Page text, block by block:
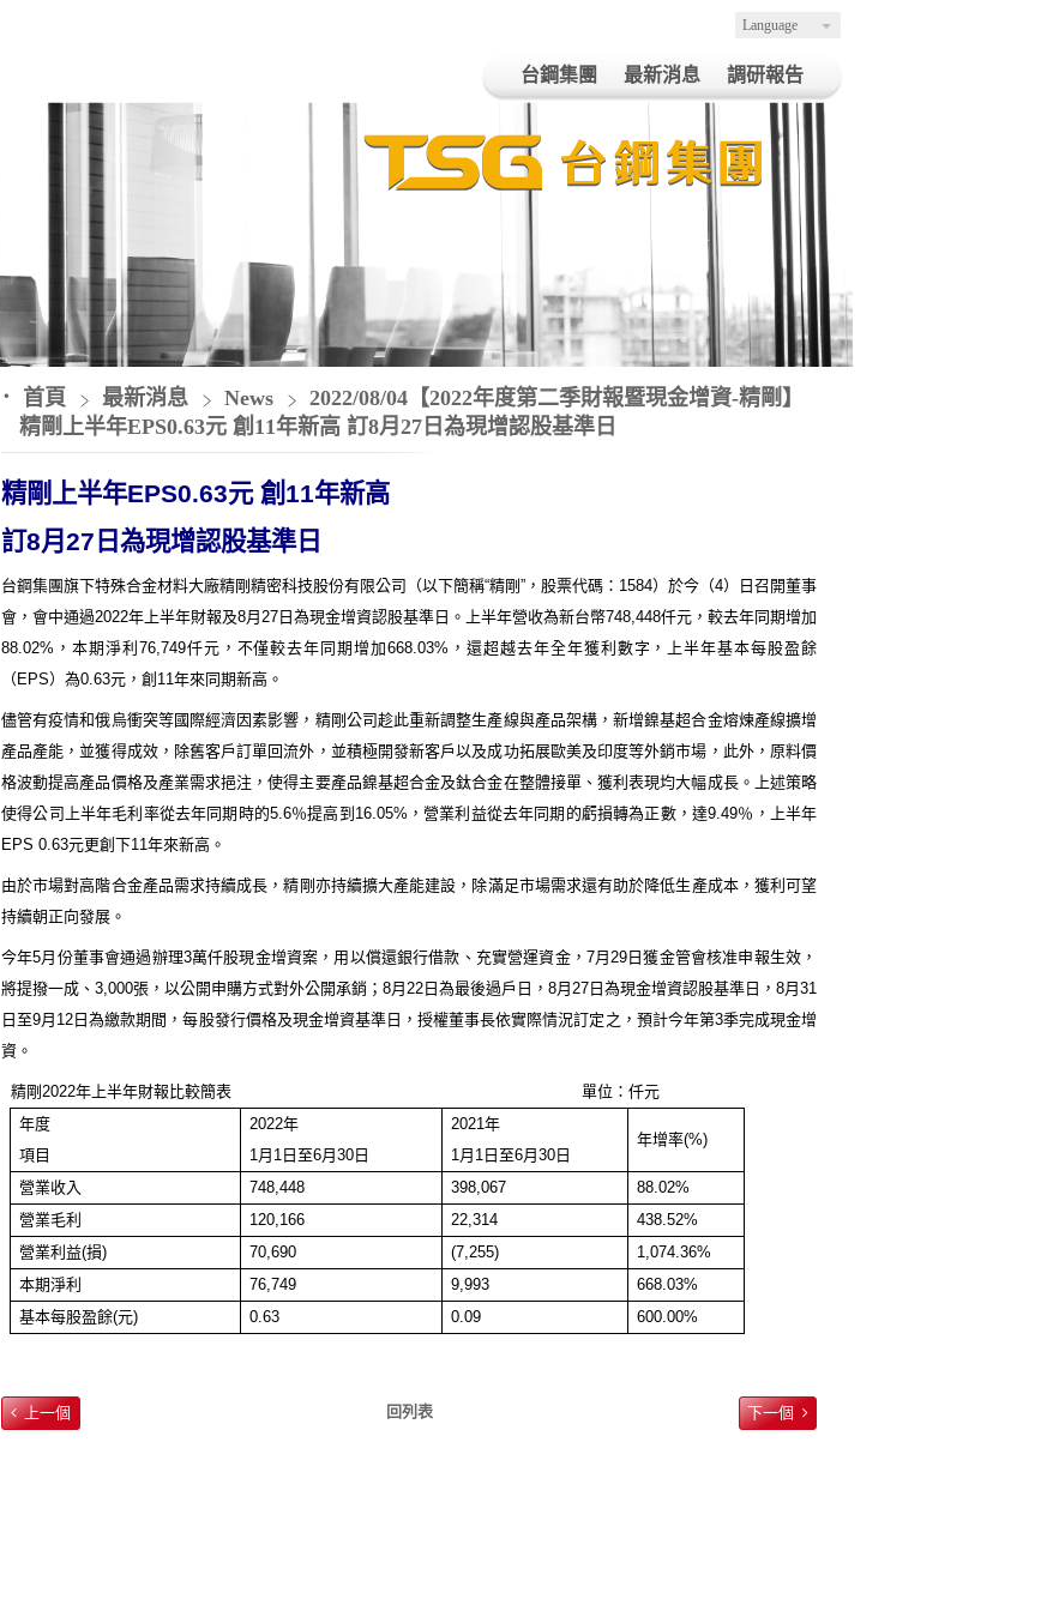
Language
台鋼集團 最新消息 調研報告
首頁 最新消息 News
2022/08/04【2022年度第二季財報暨現金增資-精剛】
精剛上半年EPS0.63元 創11年新高 訂8月27日為現增認股基準日
精剛上半年EPS0.63元 創 11年新高
訂8月 27 日為現增認股基準日
台鋼集團旗下特殊合金材料大廠精剛精密科技股份有限公司（以下簡稱“精剛”，股票代碼： 1584）於今（4）日召開董事
會，會中通過2022年上半年財報及8月 27 日為現金增資認股基準日。上半年營收為新台幣748,448仟元，較去年同期增加
88.02% ，本期淨利 76,749仟元，不僅較去年同期增加668.03% ，還超越去年全年獲利數字，上半年基本每股盈餘
（ EPS）為0.63元，創 11年來同期新高。
儘管有疫情和俄烏衝突等國際經濟因素影響，精剛公司趁此重新調整生產線與產品架構，新增鎳基超合金熔煉產線擴增
產品產能，並獲得成效，除舊客戶訂單回流外，並積極開發新客戶以及成功拓展歐美及印度等外銷市場，此外，原料價
格波動提高產品價格及產業需求挹注，使得主要產品鎳基超合金及鈦合金在整體接單、獲利表現均大幅成長。上述策略
使得公司上半年毛利率從去年同期時的5.6％提高到 16.05% ，營業利益從去年同期的虧損轉為正數，達9.49％，上半年
EPS 0.63元更創下11年來新高。
由於市場對高階合金產品需求持續成長，精剛 亦持續擴大產能建設 ，除滿足市場需求還有助於降低生產成本， 獲利可望
持續朝正向發展。
今年5月份董事會通過辦理3萬仟股現金增資案，用以償還銀行借款、充實營運資金， 7月29 日獲金管會核准申報生效，
將提撥一成、 3,000張，以公開申購方式對外公開承銷； 8月 22 日為最後過戶日， 8月 27 日為現金增資認股基準日， 8月 31
日至9月 12 日為繳款期間，每股發行價格及現金增資基準日，授權董事長依實際情況訂定之，預計今年第3季完成現金增
資。
精剛 2022年上半年財報比較簡表
單位：仟元
年度
項目
2022年
1月 1 日至6月30 日
2021年
1月 1 日至6月30 日
年增率(%)
營業收入 748,448 398,067
88.02%
營業毛利
120,166 22,314
438.52%
營業利益(損) 70,690 (7,255)
1,074.36%
本期淨利
76,749 9,993
668.03%
基本每股盈餘(元) 0.63 0.09 600.00%
上一個 回列表 下一個